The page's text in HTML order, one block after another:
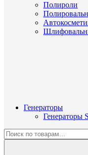
Полироли
Генераторы
Генераторы